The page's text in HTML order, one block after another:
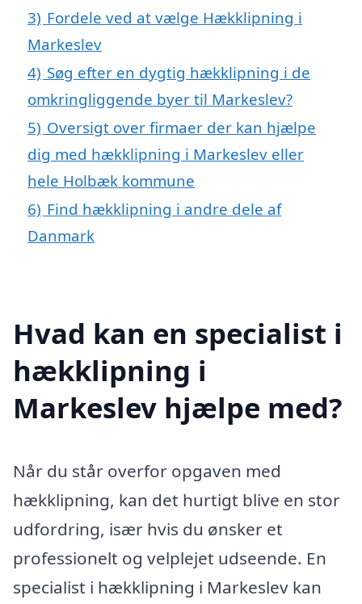
3) Fordele ved at vælge Hækklipning i
Markeslev
4) Søg efter en dygtig hækklipning i de
omkringliggende byer til Markeslev?
5) Oversigt over firmaer der kan hjælpe
dig med hækklipning i Markeslev eller
hele Holbæk kommune
6) Find hækklipning i andre dele af
Danmark
Hvad kan en specialist i
hækklipning i
Markeslev hjælpe med?
Når du står overfor opgaven med
hækklipning, kan det hurtigt blive en stor
udfordring, især hvis du ønsker et
professionelt og velplejet udseende. En
specialist i hækklipning i Markeslev kan